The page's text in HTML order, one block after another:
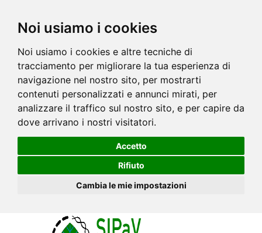
Noi usiamo i cookies
Noi usiamo i cookies e altre tecniche di
tracciamento per migliorare la tua esperienza di
navigazione nel nostro sito, per mostrarti
contenuti personalizzati e annunci mirati, per
analizzare il traffico sul nostro sito, e per capire da
dove arrivano i nostri visitatori.
Accetto
Rifiuto
Cambia le mie impostazioni